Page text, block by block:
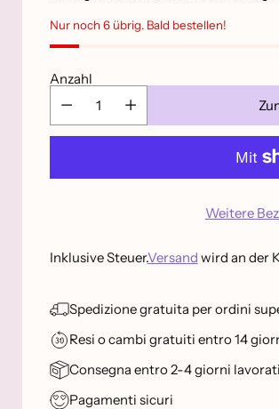
Nur noch 6 übrig. Bald bestellen!
Anzahl
Weitere
Inklusive Steuer.Versand wird an der
Spedizione gratuita per ordini
Resi o cambi gratuiti entro 14
Consegna entro 2-4 giorni
Pagamenti sicuri